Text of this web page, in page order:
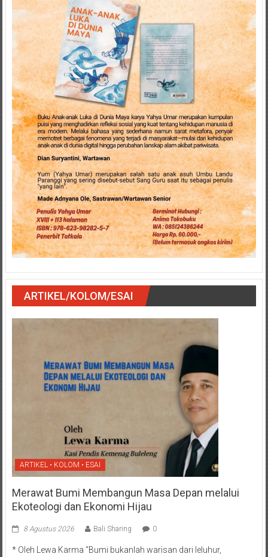
ARTIKEL/KOLOM/ESAI
ARTIKEL • KOLOM • ESAI
Merawat Bumi Membangun Masa Depan melalui
Ekoteologi dan Ekonomi Hijau
8 Agustus 2026 Bali Sharing 0
* Oleh Lewa Karma “Bumi bukanlah warisan dari leluhur,